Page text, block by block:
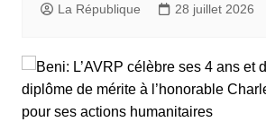
La République 28 juillet 2026